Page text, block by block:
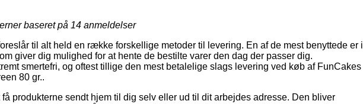
baseret på 14 anmeldelser
til alt held en række forskellige metoder til levering. En af de mest benyttede er i
giver dig mulighed for at hente de bestilte varer den dag der passer dig.
smertefri, og oftest tillige den mest betalelige slags levering ved køb af FunCakes
80 gr..
produkterne sendt hjem til dig selv eller ud til dit arbejdes adresse. Den bliver